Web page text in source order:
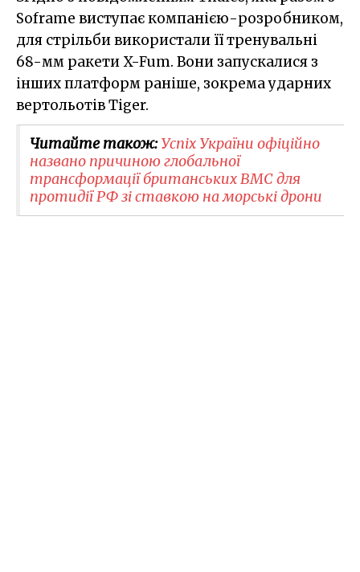
Soframe виступає компанією-розробником,
для стрільби використали її тренувальні
68-мм ракети X-Fum. Вони запускалися з
інших платформ раніше, зокрема ударних
вертольотів Tiger.
Читайте також:Успіх України офіційно
названо причиною глобальної
трансформації британських ВМС для
протидії РФ зі ставкою на морські дрони